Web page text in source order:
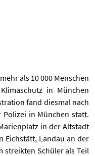
als 10 000 Menschen
in München
fand diesmal nach
in München statt.
in der Altstadt
Eichstätt, Landau an der
streikten Schüler als Teil